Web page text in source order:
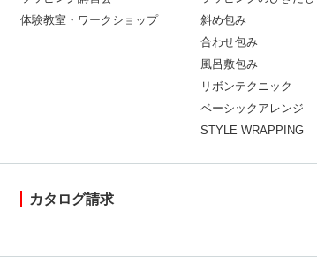
体験教室・ワークショップ
斜め包み
合わせ包み
風呂敷包み
リボンテクニック
ベーシックアレンジ
STYLE WRAPPING
カタログ請求